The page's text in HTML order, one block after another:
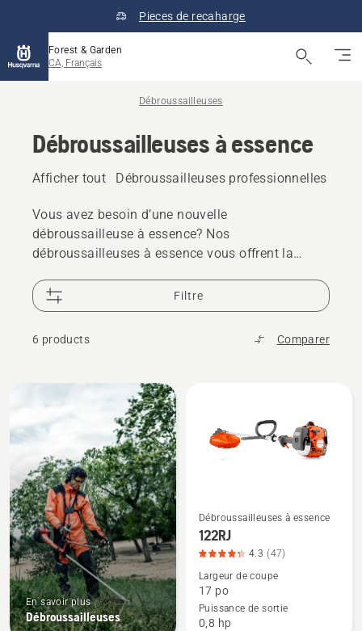
Pieces de recaharge
Forest & Garden
CA, Français
Débroussailleuses
Débroussailleuses à essence
Afficher tout Débroussailleuses professionnelles
Vous avez besoin d’une nouvelle
débroussailleuse à essence? Nos
débroussailleuses à essence vous offrent la
pour réaliser tous vos travaux.
Filtre
6 products Comparer
products
En savoir plus
Débroussailleuses
Voir
plus
de
détails
sur
122RJ,
Débroussailleuses à essence
122RJ
4.3 (47)
Largeur de coupe
17 po
Puissance de sortie
0,8 hp